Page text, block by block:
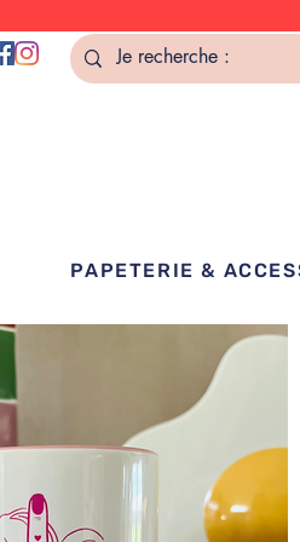
PAPETERIE &